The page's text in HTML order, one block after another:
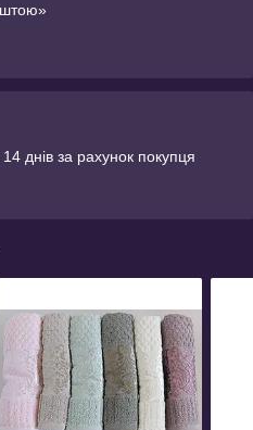
днів за рахунок покупця